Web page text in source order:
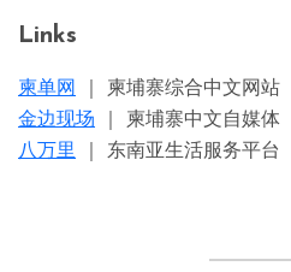
Links
柬单网
｜ 柬埔寨综合中文网站
金边现场 ｜ 柬埔寨中文自媒体
八万里 ｜ 东南亚生活服务平台